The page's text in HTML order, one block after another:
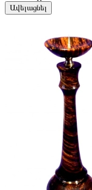
Ավելացնել